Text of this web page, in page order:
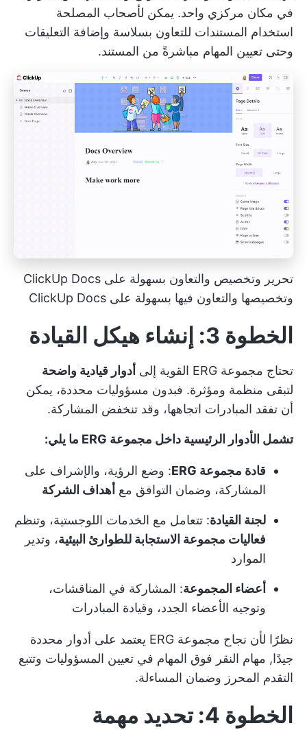
في مكان مركزي واحد. يمكن لأصحاب المصلحة
استخدام المستندات للتعاون بسلاسة وإضافة التعليقات
وحتى تعيين المهام مباشرةً من المستند.
تحرير وتخصيص والتعاون بسهولة على ClickUp Docs
وتخصيصها والتعاون فيها بسهولة على ClickUp Docs
الخطوة 3: إنشاء هيكل القيادة
تحتاج مجموعة ERG القوية إلى
أدوار قيادية واضحة
لتبقى منظمة ومؤثرة. فبدون مسؤوليات محددة، يمكن
أن تفقد المبادرات اتجاهها، وقد تنخفض المشاركة.
تشمل الأدوار الرئيسية داخل مجموعة ERG ما يلي:
قادة مجموعة ERG
: وضع الرؤية، والإشراف على
المشاركة، وضمان التوافق مع أهداف الشركة
لجنة القيادة: تتعامل مع الخدمات اللوجستية، وتنظم
فعاليات مجموعة الاستجابة للطوارئ البيئية، وتدير
الموارد
أعضاء المجموعة: المشاركة في المناقشات،
وتوجيه الأعضاء الجدد، وقيادة المبادرات
نظرًا لأن نجاح مجموعة ERG يعتمد على أدوار محددة
جيدًا, مهام النقر فوق المهام في تعيين المسؤوليات وتتبع
التقدم المحرز وضمان المساءلة.
الخطوة 4: تحديد مهمة